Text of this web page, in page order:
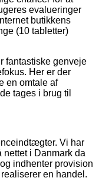
evalueringer
butikkens
(10 tabletter)
fantastiske genveje
Her er der
en omtale af
tages i brug til
Vi har
i Danmark da
indhenter provision
en handel.